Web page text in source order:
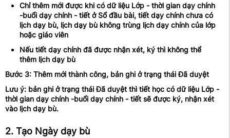
Chỉ thêm mới được khi có dữ liệu Lớp - thời gian dạy chính
-buổi dạy chính - tiết ở Sổ đầu bài, tiết dạy chính chưa có
lịch dạy bù, lịch dạy bù không trùng lịch dạy chính của lớp
hoặc giáo viên
Nếu tiết dạy chính đã được nhận xét, ký thì không thể
thêm lịch dạy bù
Bước 3: Thêm mới thành công, bản ghi ở trạng thái Đã duyệt
Lưu ý: bản ghi ở trạng thái Đã duyệt thì tiết học có dữ liệu Lớp -
thời gian dạy chính -buổi dạy chính - tiết sẽ được ký, nhận xét
vào lịch dạy bù.
2. Tạo Ngày dạy bù